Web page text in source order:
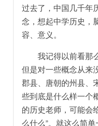
过去了，中国几千年
念，想起中学历史，
容、意义。
我记得以前看那么
但是对一些概念从来
郡县、唐朝的州县
些到底是什么样一个
的历史老师，可能会
么什么”。就这么简